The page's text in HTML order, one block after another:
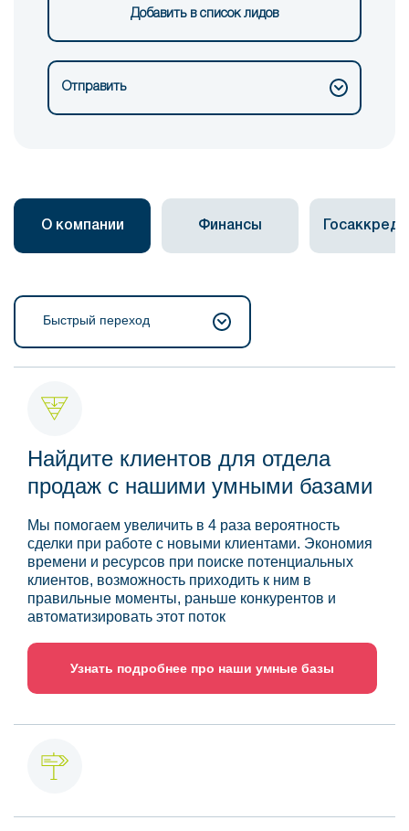
Добавить в список лидов
Отправить
О компании Финансы
Быстрый переход
Найдите клиентов для отдела
продаж с нашими умными базами
Мы помогаем увеличить в 4 раза вероятность
сделки при работе с новыми клиентами. Экономия
времени и ресурсов при поиске потенциальных
клиентов, возможность приходить к ним в
правильные моменты, раньше конкурентов и
автоматизировать этот поток
Узнать подробнее про наши умные базы